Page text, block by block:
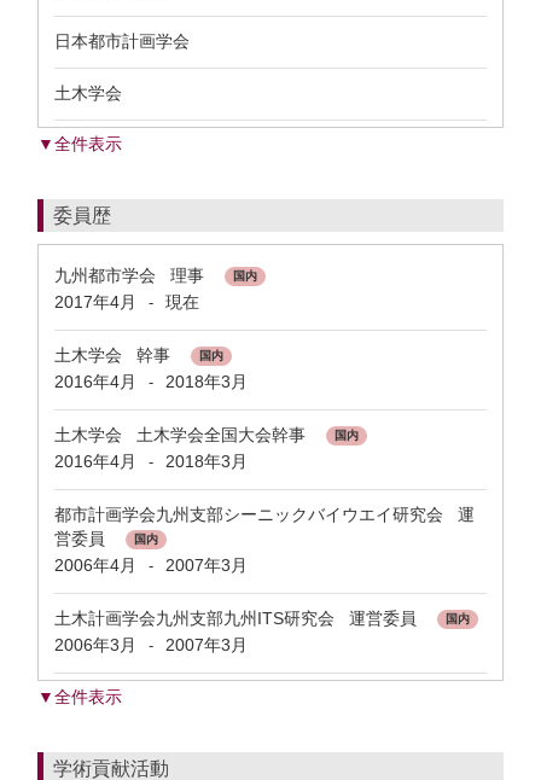
日本都市計画学会
土木学会
▼全件表示
委員歴
九州都市学会 理事 国内
2017年4月 - 現在
土木学会 幹事 国内
2016年4月 - 2018年3月
土木学会 土木学会全国大会幹事 国内
2016年4月 - 2018年3月
都市計画学会九州支部シーニックバイウエイ研究会 運
営委員
国内
2006年4月 - 2007年3月
土木計画学会九州支部九州ITS研究会 運営委員 国内
2006年3月 - 2007年3月
▼全件表示
学術貢献活動